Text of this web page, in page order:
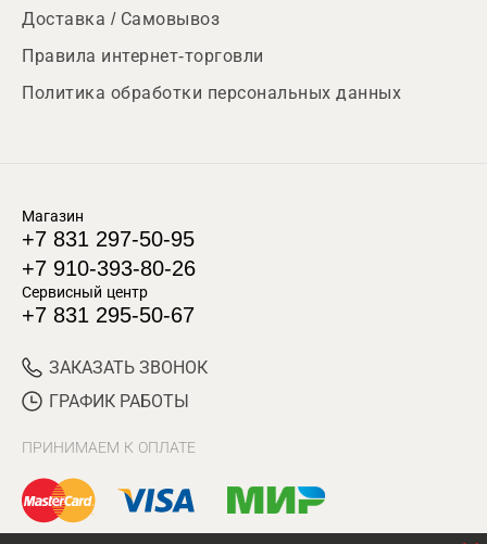
Доставка / Самовывоз
Правила интернет-торговли
Политика обработки персональных данных
Магазин
+7 831 297-50-95
+7 910-393-80-26
Сервисный центр
+7 831 295-50-67
ЗАКАЗАТЬ ЗВОНОК
ГРАФИК РАБОТЫ
ПРИНИМАЕМ К ОПЛАТЕ